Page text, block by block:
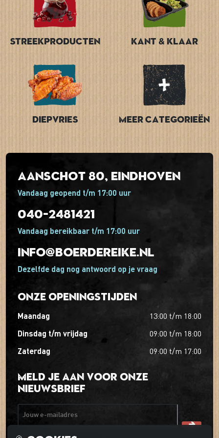
Streekproducten Kant & Klaar
Diepvries Meer categorieën
Aanschot 80, Eindhoven
Vandaag geopend t/m 17:00 uur
040-2481421
Vandaag bereikbaar t/m 17:00 uur
info@boerdereike.nl
Dezelfde dag nog antwoord op je vraag
Onze openingstijden
maandag 13:00 t/m 18:00
dinsdag t/m vrijdag 09:00 t/m 18:00
zaterdag 09:00 t/m 17:00
Meld je aan voor onze
nieuwsbrief